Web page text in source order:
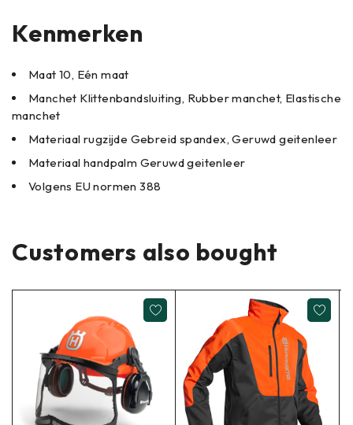
Kenmerken
Maat 10, Eén maat
Manchet Klittenbandsluiting, Rubber manchet, Elastische
manchet
Materiaal rugzijde Gebreid spandex, Geruwd geitenleer
Materiaal handpalm Geruwd geitenleer
Volgens EU normen 388
Customers also bought